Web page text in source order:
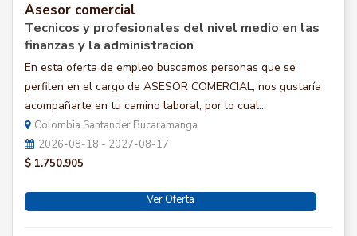
Asesor comercial
Tecnicos y profesionales del nivel medio en las
finanzas y la administracion
En esta oferta de empleo buscamos personas que se
perfilen en el cargo de ASESOR COMERCIAL, nos gustaría
acompañarte en tu camino laboral, por lo cual...
Colombia Santander Bucaramanga
2026-08-18 - 2027-08-17
$ 1.750.905
Ver Oferta